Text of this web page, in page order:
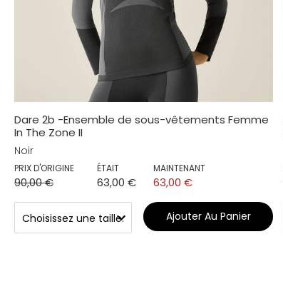
Dare 2b -Ensemble de sous-vêtements Femme
In The Zone II
Noir
PRIX D'ORIGINE
90,00 €
ÉTAIT
63,00 €
MAINTENANT
63,00 €
Ajouter Au Panier